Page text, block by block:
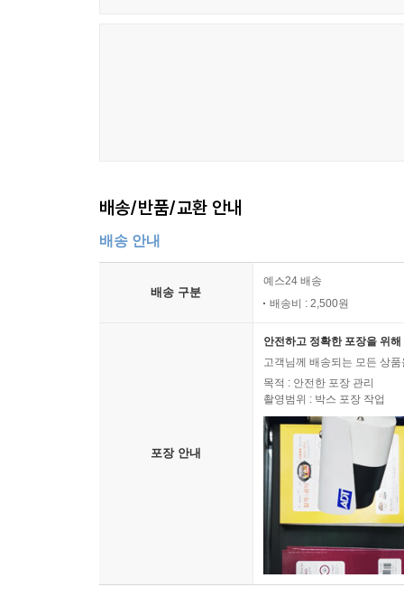
배송/반품/교환 안내
배송 안내
배송 구분
예스24 배송
배송비 : 2,500원
포장 안내
안전하고 정확한 포장을 위
고객님께 배송되는 모든 상
목적 : 안전한 포장 관리
촬영범위 : 박스 포장 작업